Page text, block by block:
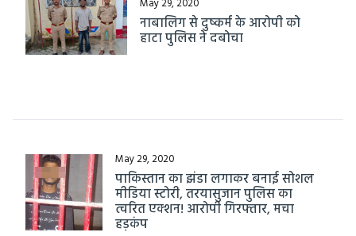
May 29, 2020
नाबालिग से दुष्कर्म के आरोपी को
हाटा पुलिस ने दबोचा
May 29, 2020
पाकिस्तान का झंडा लगाकर बनाई सोशल
मीडिया स्टोरी, तरयासुजान पुलिस का
त्वरित एक्शन! आरोपी गिरफ्तार, मचा
हड़कंप